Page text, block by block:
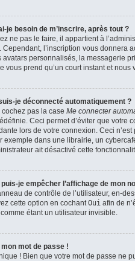
je besoin de m’inscrire, après tout ?
ne pas le faire, il appartient à
Cependant, l’inscription vous donnera
avatars personnalisés, la messagerie
vous prend qu’un court instant et
je déconnecté automatiquement ?
pas la case Me connecter
Ceci permet d’éviter que votre
lors de votre connexion. Ceci
exemple dans une librairie, un
ait désactivé cette
je empêcher l’affichage de mon
de contrôle de l’utilisateur, en-
cette option en cochantOui afin de
étant un utilisateur invisible.
mon mot de passe !
! Bien que votre mot de passe ne